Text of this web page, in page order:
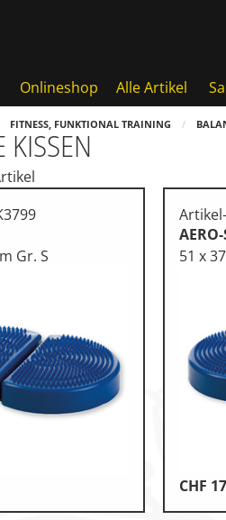
Onlineshop Alle Artikel
Badminton, Faustball
Basketball Systeme
Bälle, Ballzubehör
Cube Sports
Fitness, Funktional Training
Hockey, Base-, Tchouk-,
Kampfsport
Klettern
FITNESS, FUNKTIONAL TRAINING
KISSEN
Gr. S
AERO-
51 x
CHF